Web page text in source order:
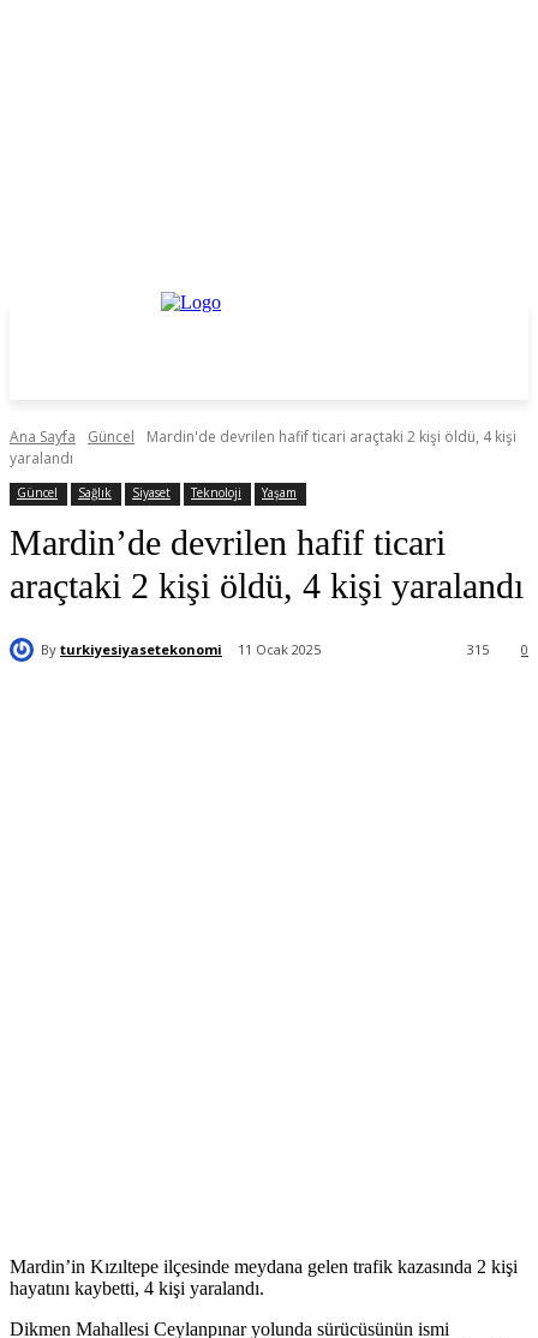
Ana Sayfa Güncel
Mardin'de devrilen hafif ticari araçtaki 2 kişi öldü, 4 kişi
yaralandı
Güncel Sağlık Siyaset Teknoloji Yaşam
Mardin’de devrilen hafif ticari
araçtaki 2 kişi öldü, 4 kişi yaralandı
By turkiyesiyasetekonomi 11 Ocak 2025 0
315
Mardin’in Kızıltepe ilçesinde meydana gelen trafik kazasında 2 kişi
hayatını kaybetti, 4 kişi yaralandı.
Dikmen Mahallesi Ceylanpınar yolunda sürücüsünün ismi